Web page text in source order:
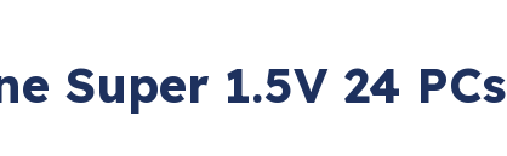
Super 1.5V 24 PCs